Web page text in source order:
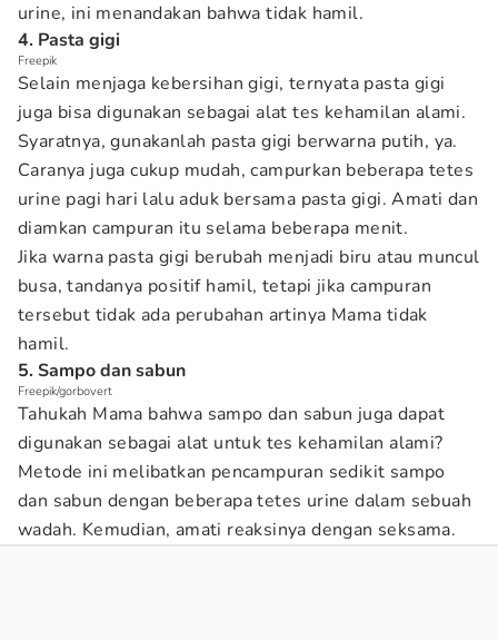
urine, ini menandakan bahwa tidak hamil.
4. Pasta gigi
Freepik
Selain menjaga kebersihan gigi, ternyata pasta gigi
juga bisa digunakan sebagai alat tes kehamilan alami.
Syaratnya, gunakanlah pasta gigi berwarna putih, ya.
Caranya juga cukup mudah, campurkan beberapa tetes
urine pagi hari lalu aduk bersama pasta gigi. Amati dan
diamkan campuran itu selama beberapa menit.
Jika warna pasta gigi berubah menjadi biru atau muncul
busa, tandanya positif hamil, tetapi jika campuran
tersebut tidak ada perubahan artinya Mama tidak
hamil.
5. Sampo dan sabun
Freepik/gorbovert
Tahukah Mama bahwa sampo dan sabun juga dapat
digunakan sebagai alat untuk tes kehamilan alami?
Metode ini melibatkan pencampuran sedikit sampo
dan sabun dengan beberapa tetes urine dalam sebuah
wadah. Kemudian, amati reaksinya dengan seksama.